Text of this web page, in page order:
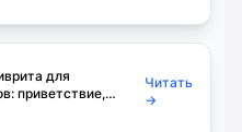
для
приветствие,
Читать
→